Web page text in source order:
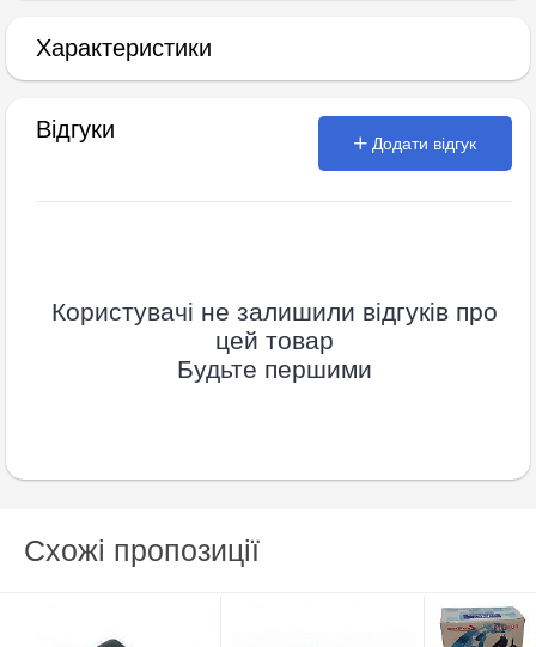
Характеристики
Відгуки
Додати відгук
Користувачі не залишили відгуків про
цей товар
Будьте першими
Схожі пропозиції